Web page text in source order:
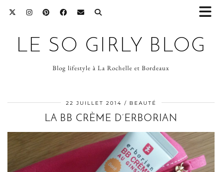
LE SO GIRLY BLOG
Blog lifestyle à La Rochelle et Bordeaux
22 JUILLET 2014 BEAUTÉ
LA BB CRÈME D’ERBORIAN